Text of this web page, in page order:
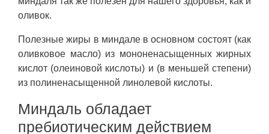
оливок.
Полезные жиры в миндале в основном состоят (как
оливковое масло) из мононенасыщенных жирных
кислот (олеиновой кислоты) и (в меньшей степени)
из полиненасыщенной линолевой кислоты.
Миндаль обладает
пребиотическим действием